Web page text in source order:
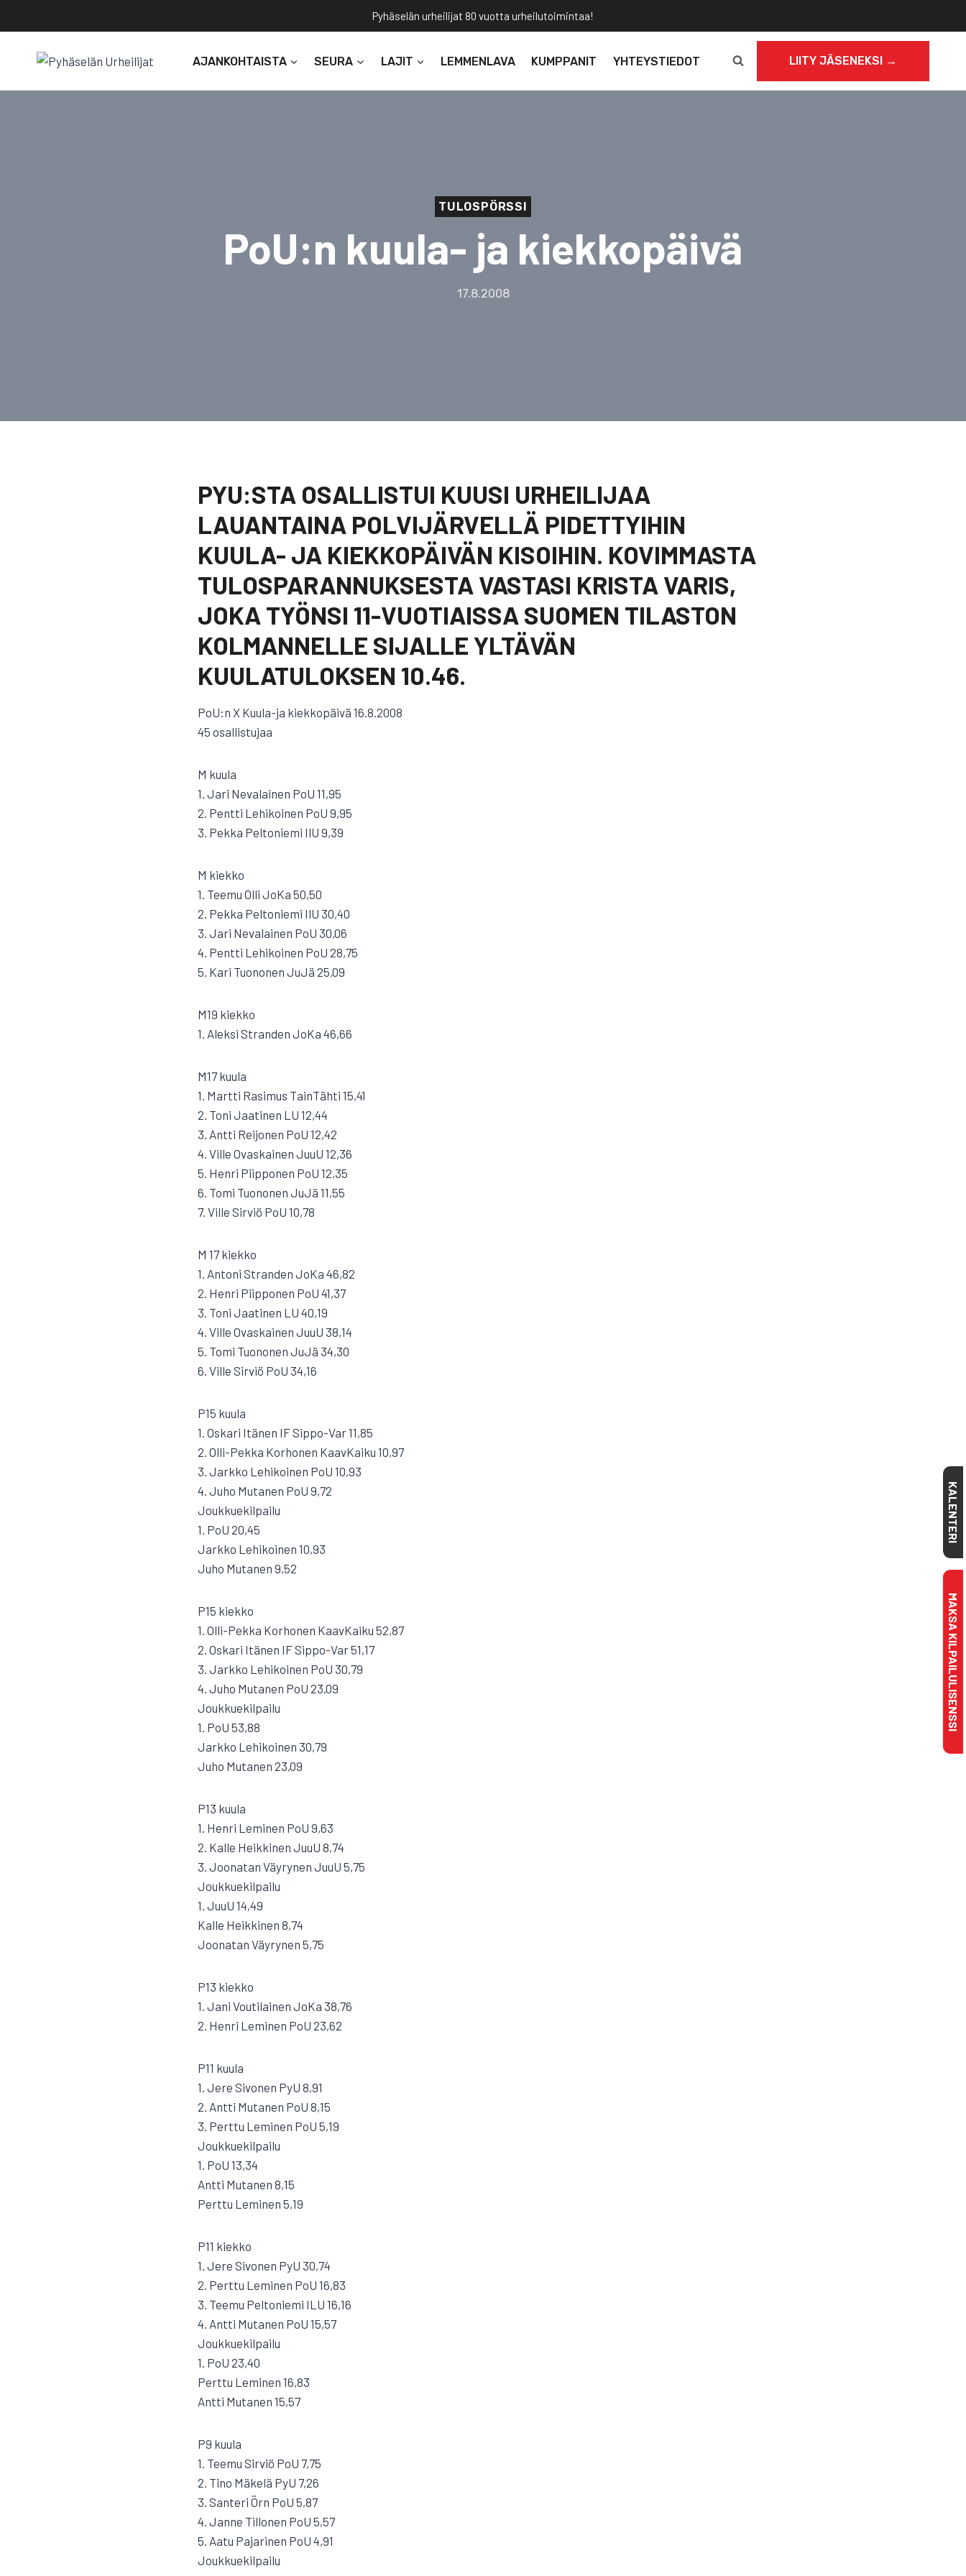
sisältöön
Pyhäselän urheilijat 80 vuotta urheilutoimintaa!
AJANKOHTAISTA SEURA LAJIT LEMMENLAVA KUMPPANIT YHTEYSTIEDOT LIITY JÄSENEKSI →
TULOSPÖRSSI
PoU:n kuula- ja kiekkopäivä
17.8.2008
PYU:STA OSALLISTUI KUUSI URHEILIJAA
LAUANTAINA POLVIJÄRVELLÄ PIDETTYIHIN
KUULA- JA KIEKKOPÄIVÄN KISOIHIN. KOVIMMASTA
TULOSPARANNUKSESTA VASTASI KRISTA VARIS,
JOKA TYÖNSI 11-VUOTIAISSA SUOMEN TILASTON
KOLMANNELLE SIJALLE YLTÄVÄN
KUULATULOKSEN 10.46.
PoU:n X Kuula-ja kiekkopäivä 16.8.2008
45 osallistujaa
M kuula
1. Jari Nevalainen PoU 11,95
2. Pentti Lehikoinen PoU 9,95
3. Pekka Peltoniemi IlU 9,39
M kiekko
1. Teemu Olli JoKa 50,50
2. Pekka Peltoniemi IlU 30,40
3. Jari Nevalainen PoU 30,06
4. Pentti Lehikoinen PoU 28,75
5. Kari Tuononen JuJä 25,09
M19 kiekko
1. Aleksi Stranden JoKa 46,66
M17 kuula
1. Martti Rasimus TainTähti 15,41
2. Toni Jaatinen LU 12,44
3. Antti Reijonen PoU 12,42
4. Ville Ovaskainen JuuU 12,36
5. Henri Piipponen PoU 12,35
6. Tomi Tuononen JuJä 11,55
7. Ville Sirviö PoU 10,78
M 17 kiekko
1. Antoni Stranden JoKa 46,82
2. Henri Piipponen PoU 41,37
3. Toni Jaatinen LU 40,19
4. Ville Ovaskainen JuuU 38,14
5. Tomi Tuononen JuJä 34,30
6. Ville Sirviö PoU 34,16
P15 kuula
1. Oskari Itänen IF Sippo-Var 11,85
2. Olli-Pekka Korhonen KaavKaiku 10,97
3. Jarkko Lehikoinen PoU 10,93
4. Juho Mutanen PoU 9,72
Joukkuekilpailu
1. PoU 20,45
Jarkko Lehikoinen 10,93
Juho Mutanen 9,52
P15 kiekko
1. Olli-Pekka Korhonen KaavKaiku 52,87
2. Oskari Itänen IF Sippo-Var 51,17
3. Jarkko Lehikoinen PoU 30,79
4. Juho Mutanen PoU 23,09
Joukkuekilpailu
1. PoU 53,88
Jarkko Lehikoinen 30,79
Juho Mutanen 23,09
P13 kuula
1. Henri Leminen PoU 9,63
2. Kalle Heikkinen JuuU 8,74
3. Joonatan Väyrynen JuuU 5,75
Joukkuekilpailu
1. JuuU 14,49
Kalle Heikkinen 8,74
Joonatan Väyrynen 5,75
P13 kiekko
1. Jani Voutilainen JoKa 38,76
2. Henri Leminen PoU 23,62
P11 kuula
1. Jere Sivonen PyU 8,91
2. Antti Mutanen PoU 8,15
3. Perttu Leminen PoU 5,19
Joukkuekilpailu
1. PoU 13,34
Antti Mutanen 8,15
Perttu Leminen 5,19
P11 kiekko
1. Jere Sivonen PyU 30,74
2. Perttu Leminen PoU 16,83
3. Teemu Peltoniemi ILU 16,16
4. Antti Mutanen PoU 15,57
Joukkuekilpailu
1. PoU 23,40
Perttu Leminen 16,83
Antti Mutanen 15,57
P9 kuula
1. Teemu Sirviö PoU 7,75
2. Tino Mäkelä PyU 7,26
3. Santeri Örn PoU 5,87
4. Janne Tillonen PoU 5,57
5. Aatu Pajarinen PoU 4,91
Joukkuekilpailu
KALENTERI
MAKSA KILPAILULISENSSI